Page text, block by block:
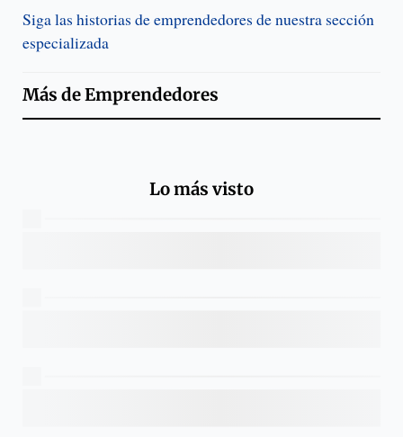
Siga las historias de emprendedores de nuestra sección
especializada
Más deEmprendedores
Lo más visto